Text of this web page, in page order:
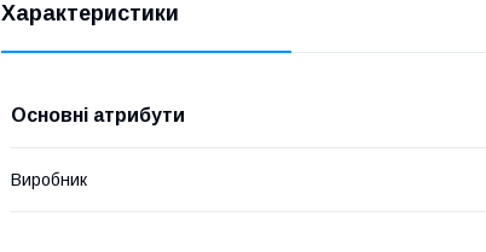
Характеристики
Основні атрибути
Виробник